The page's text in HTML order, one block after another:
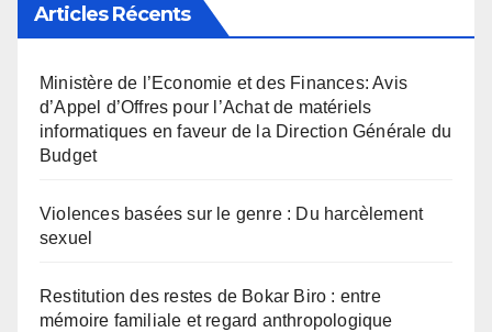
Articles Récents
Ministère de l’Economie et des Finances: Avis
d’Appel d’Offres pour l’Achat de matériels
informatiques en faveur de la Direction Générale du
Budget
Violences basées sur le genre : Du harcèlement
sexuel
Restitution des restes de Bokar Biro : entre
mémoire familiale et regard anthropologique